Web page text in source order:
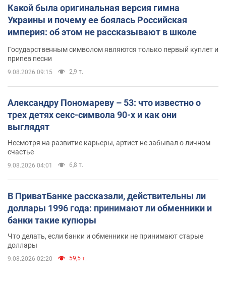
Какой была оригинальная версия гимна
Украины и почему ее боялась Российская
империя: об этом не рассказывают в школе
Государственным символом являются только первый куплет и
припев песни
9.08.2026 09:15 2,9 т.
Александру Пономареву – 53: что известно о
трех детях секс-символа 90-х и как они
выглядят
Несмотря на развитие карьеры, артист не забывал о личном
счастье
9.08.2026 04:01 6,8 т.
В ПриватБанке рассказали, действительны ли
доллары 1996 года: принимают ли обменники и
банки такие купюры
Что делать, если банки и обменники не принимают старые
доллары
9.08.2026 02:20 59,5 т.